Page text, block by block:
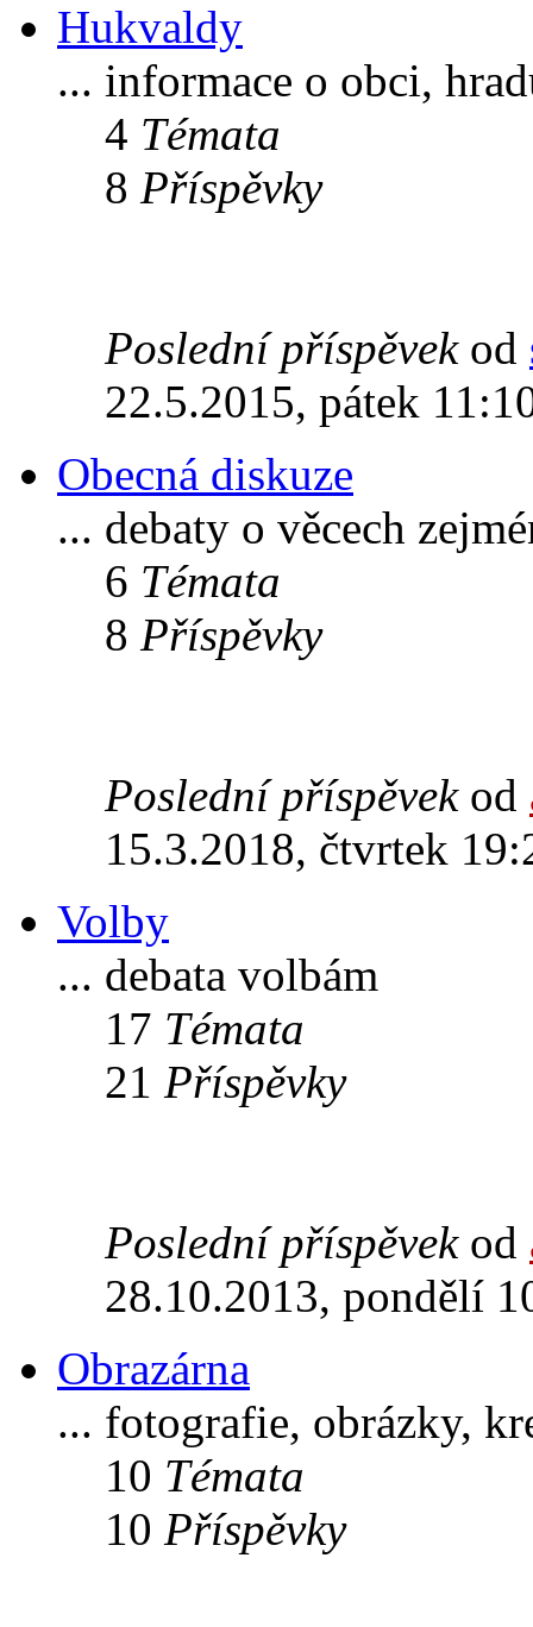
Hukvaldy
... informace o obci,
4 Témata
8 Příspěvky
Poslední příspěvekod
22.5.2015, pátek
Obecná diskuze
... debaty o věcech
6 Témata
8 Příspěvky
Poslední příspěvekod
15.3.2018, čtvrtek
Volby
... debata volbám
17 Témata
21 Příspěvky
Poslední příspěvekod
28.10.2013, pondělí
Obrazárna
... fotografie, obrázky,
10 Témata
10 Příspěvky